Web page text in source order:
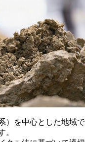
）を中心とした地域で
。